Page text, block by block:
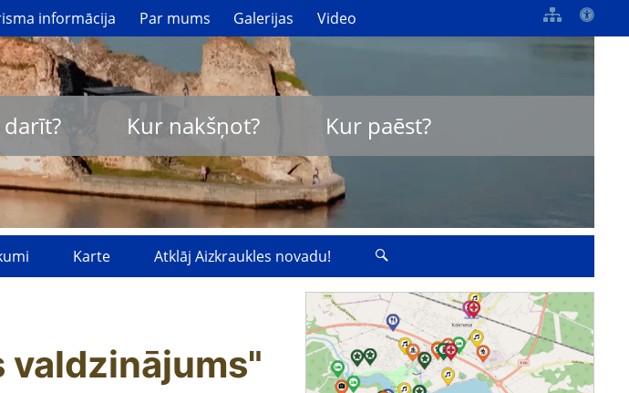
informācija Par mums Galerijas Video
darīt? Kur nakšņot? Kur paēst?
Karte Atklāj Aizkraukles novadu!
valdzinājums"